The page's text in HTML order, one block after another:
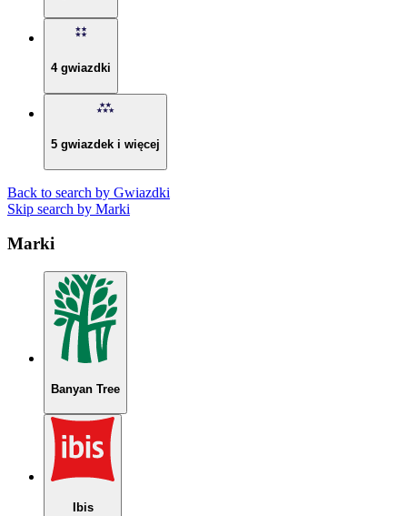
4 gwiazdki
5 gwiazdek i więcej
Back to search by Gwiazdki
Skip search by Marki
Marki
Banyan Tree
Ibis